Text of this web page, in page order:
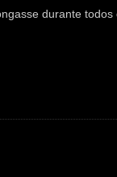
durante